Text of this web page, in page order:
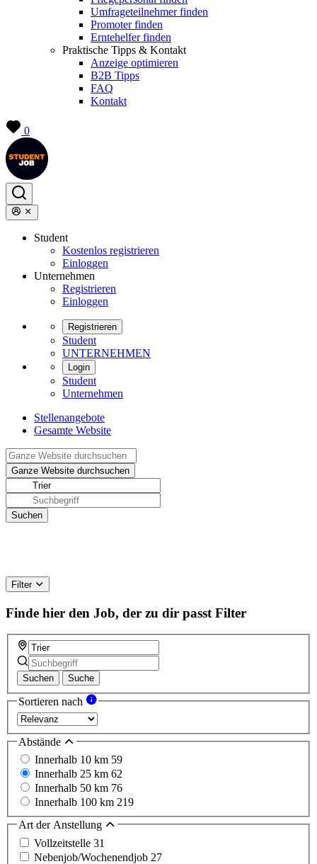
Umfrageteilnehmer finden
Promoter finden
Erntehelfer finden
Praktische Tipps & Kontakt
Anzeige optimieren
B2B Tipps
FAQ
Kontakt
0
Student
Kostenlos registrieren
Einloggen
Unternehmen
Registrieren
Einloggen
Registrieren
Student
UNTERNEHMEN
Login
Student
Unternehmen
Stellenangebote
Gesamte Website
Filter
Finde hier den Job, der zu dir passt Filter
Suchen Suche
Sortieren nach
Abstände
Innerhalb 10 km 59
Innerhalb 25 km 62
Innerhalb 50 km 76
Innerhalb 100 km 219
Art der Anstellung
Vollzeitstelle 31
Nebenjob/Wochenendjob 27